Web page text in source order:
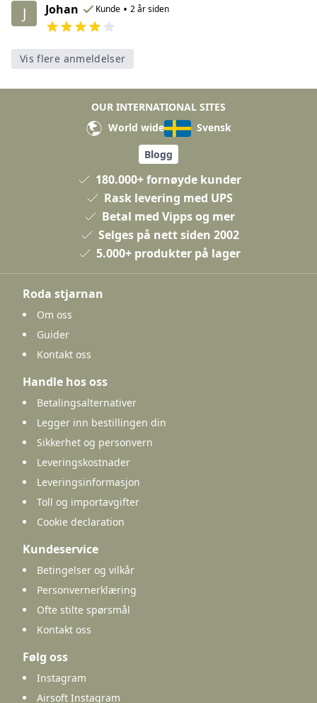
J Johan Kunde • 2 år siden
Vis flere anmeldelser
OUR INTERNATIONAL SITES
World wide
Svensk
Blogg
180.000+ fornøyde kunder
Rask levering med UPS
Betal med Vipps og mer
Selges på nett siden 2002
5.000+ produkter på lager
Roda stjarnan
Om oss
Guider
Kontakt oss
Handle hos oss
Betalingsalternativer
Legger inn bestillingen din
Sikkerhet og personvern
Leveringskostnader
Leveringsinformasjon
Toll og importavgifter
Cookie declaration
Kundeservice
Betingelser og vilkår
Personvernerklæring
Ofte stilte spørsmål
Kontakt oss
Følg oss
Instagram
Airsoft Instagram